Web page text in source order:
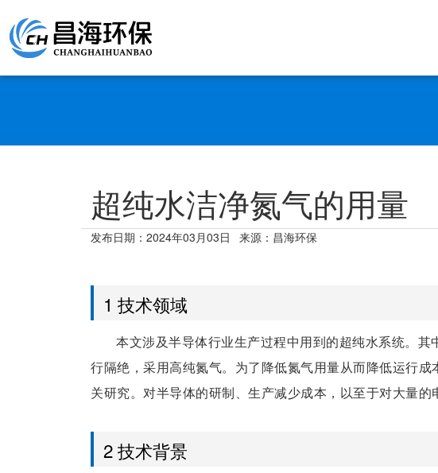
超纯水洁净氮气的用量
发布日期： 2024年03月03日 来源：昌海环保
1 技术领域
本文涉及半导体行业生产过程中用到的超纯水系统。
行隔绝，采用高纯氮气。为了降低氮气用量从而降低运行
关研究。对半导体的研制、生产减少成本，以至于对大量的
2 技术背景